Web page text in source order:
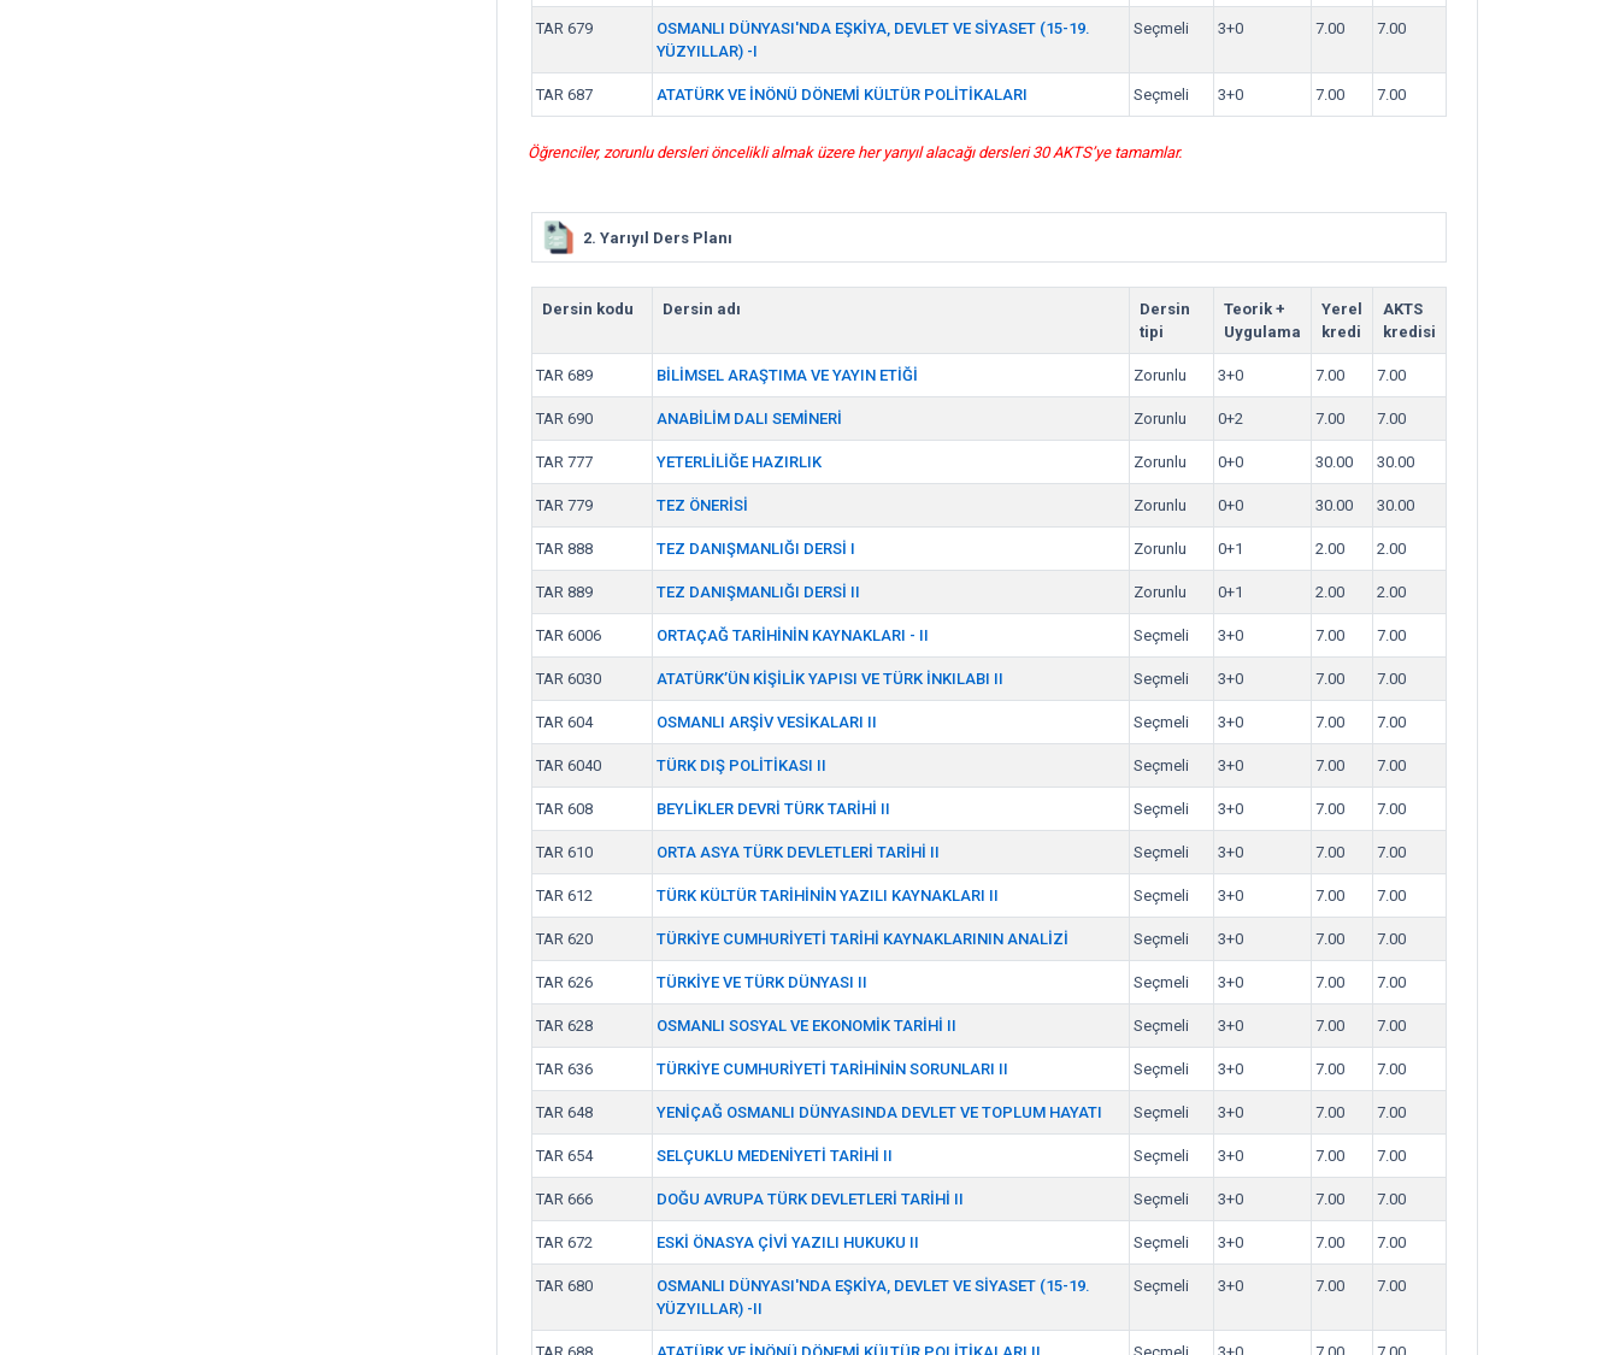
TAR 679
OSMANLI DÜNYASI'NDA EŞKİYA, DEVLET VE SİYASET (15-19.
YÜZYILLAR) -I
Seçmeli 3+0 7.00 7.00
TAR 687 ATATÜRK VE İNÖNÜ DÖNEMİ KÜLTÜR POLİTİKALARI Seçmeli 3+0 7.00 7.00
Öğrenciler, zorunlu dersleri öncelikli almak üzere her yarıyıl alacağı dersleri 30 AKTS’ye tamamlar.
2. Yarıyıl Ders Planı
Dersin kodu Dersin adı
Dersin
tipi
Teorik +
Uygulama
Yerel
kredi
AKTS
kredisi
TAR 689 BİLİMSEL ARAŞTIMA VE YAYIN ETİĞİ Zorunlu 3+0 7.00 7.00
TAR 690 ANABİLİM DALI SEMİNERİ Zorunlu 0+2 7.00 7.00
TAR 777 YETERLİLİĞE HAZIRLIK Zorunlu 0+0 30.00 30.00
TAR 779 TEZ ÖNERİSİ Zorunlu 0+0 30.00 30.00
TAR 888 TEZ DANIŞMANLIĞI DERSİ I Zorunlu 0+1 2.00 2.00
TAR 889 TEZ DANIŞMANLIĞI DERSİ II Zorunlu 0+1 2.00 2.00
TAR 6006 ORTAÇAĞ TARİHİNİN KAYNAKLARI - II Seçmeli 3+0 7.00 7.00
TAR 6030 ATATÜRK’ÜN KİŞİLİK YAPISI VE TÜRK İNKILABI II Seçmeli 3+0 7.00 7.00
TAR 604 OSMANLI ARŞİV VESİKALARI II Seçmeli 3+0 7.00 7.00
TAR 6040 TÜRK DIŞ POLİTİKASI II Seçmeli 3+0 7.00 7.00
TAR 608 BEYLİKLER DEVRİ TÜRK TARİHİ II Seçmeli 3+0 7.00 7.00
TAR 610 ORTA ASYA TÜRK DEVLETLERİ TARİHİ II Seçmeli 3+0 7.00 7.00
TAR 612 TÜRK KÜLTÜR TARİHİNİN YAZILI KAYNAKLARI II Seçmeli 3+0 7.00 7.00
TAR 620 TÜRKİYE CUMHURİYETİ TARİHİ KAYNAKLARININ ANALİZİ Seçmeli 3+0 7.00 7.00
TAR 626 TÜRKİYE VE TÜRK DÜNYASI II Seçmeli 3+0 7.00 7.00
TAR 628 OSMANLI SOSYAL VE EKONOMİK TARİHİ II Seçmeli 3+0 7.00 7.00
TAR 636 TÜRKİYE CUMHURİYETİ TARİHİNİN SORUNLARI II Seçmeli 3+0 7.00 7.00
TAR 648 YENİÇAĞ OSMANLI DÜNYASINDA DEVLET VE TOPLUM HAYATI Seçmeli 3+0 7.00 7.00
TAR 654 SELÇUKLU MEDENİYETİ TARİHİ II Seçmeli 3+0 7.00 7.00
TAR 666 DOĞU AVRUPA TÜRK DEVLETLERİ TARİHİ II Seçmeli 3+0 7.00 7.00
TAR 672 ESKİ ÖNASYA ÇİVİ YAZILI HUKUKU II Seçmeli 3+0 7.00 7.00
TAR 680
OSMANLI DÜNYASI'NDA EŞKİYA, DEVLET VE SİYASET (15-19.
YÜZYILLAR) -II
Seçmeli 3+0 7.00 7.00